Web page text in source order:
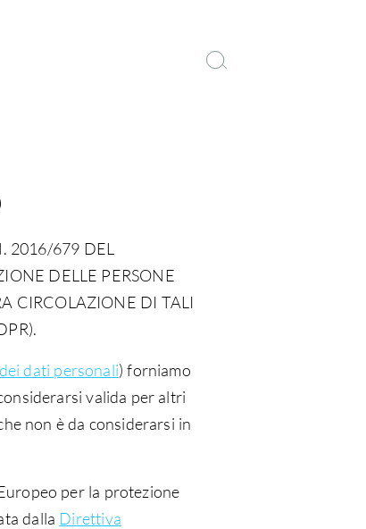
2016/679 DEL
DELLE PERSONE
CIRCOLAZIONE DI TALI
dati personali) forniamo
valida per altri
non è da considerarsi in
per la protezione
dalla Direttiva